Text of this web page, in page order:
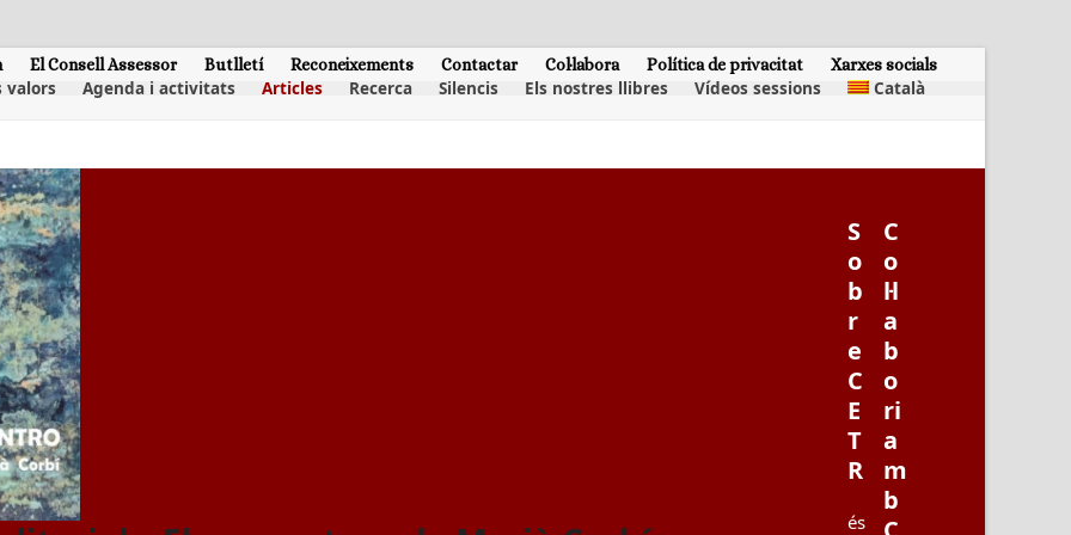
El Consell Assessor Butlletí Reconeixements Contactar Col·labora Política de privacitat Xarxes socials
valors Agenda i activitats Articles Recerca Silencis Els nostres llibres Vídeos sessions Català
S
o
b
r
e
C
E
T
R
és
C
o
l·l
a
b
o
ri
a
m
b